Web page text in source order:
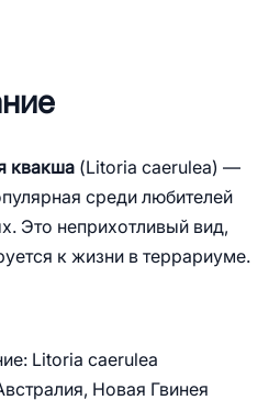
заболеваний
квакша как
квакша (Litoria caerulea) —
среди любителей
Это неприхотливый вид,
к жизни в террариуме.
Litoria caerulea
Новая Гвинея